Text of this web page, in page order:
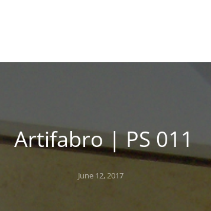
Artifabro | PS 011
Posted
June 12, 2017